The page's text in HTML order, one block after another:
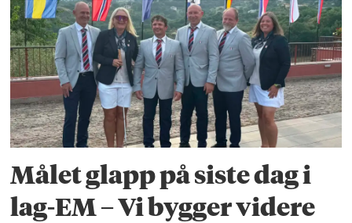
Målet glapp på siste dag i
lag-EM – Vi bygger videre